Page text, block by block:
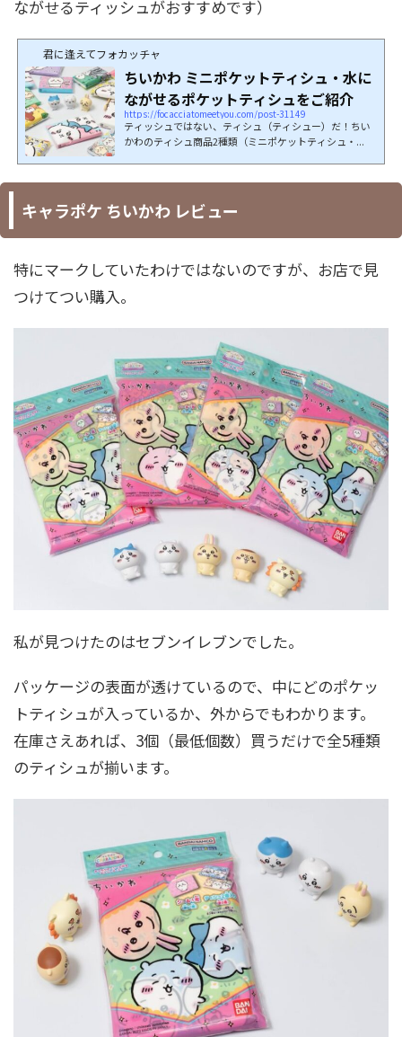
ながせるティッシュがおすすめです）
君に逢えてフォカッチャ
ちいかわ ミニポケットティシュ・水に
ながせるポケットティシュをご紹介
https://focacciatomeetyou.com/post-31149
ティッシュではない、ティシュ（ティシュー）だ！ちい
かわのティシュ商品2種類（ミニポケットティシュ・...
キャラポケ ちいかわ レビュー
特にマークしていたわけではないのですが、お店で見
つけてつい購入。
私が見つけたのはセブンイレブンでした。
パッケージの表面が透けているので、中にどのポケッ
トティシュが入っているか、外からでもわかります。
在庫さえあれば、3個（最低個数）買うだけで全5種類
のティシュが揃います。